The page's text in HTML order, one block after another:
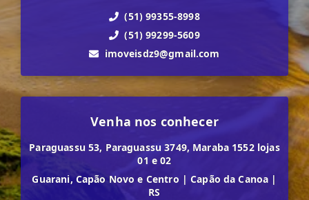
(51) 99355-8998
(51) 99299-5609
imoveisdz9@gmail.com
Venha nos conhecer
Paraguassu 53, Paraguassu 3749, Maraba 1552 lojas
01 e 02
Guarani, Capão Novo e Centro | Capão da Canoa |
RS